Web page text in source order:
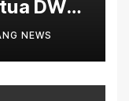
DWP
NEWS